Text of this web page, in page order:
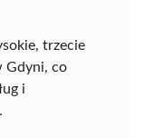
trzecie
Gdyni, co
i